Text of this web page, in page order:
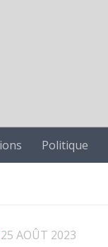
Politique
25 AOÛT 2023